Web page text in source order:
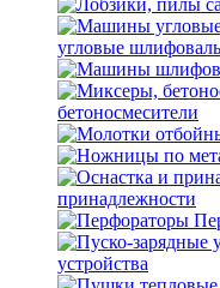
угловые
бетоносмесители
принадлежности
устройства